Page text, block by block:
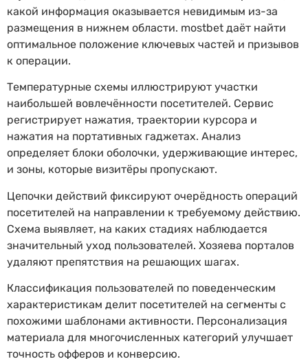
какой информация оказывается невидимым из-за
размещения в нижнем области. mostbet даёт найти
оптимальное положение ключевых частей и призывов
к операции.
Температурные схемы иллюстрируют участки
наибольшей вовлечённости посетителей. Сервис
регистрирует нажатия, траектории курсора и
нажатия на портативных гаджетах. Анализ
определяет блоки оболочки, удерживающие интерес,
и зоны, которые визитёры пропускают.
Цепочки действий фиксируют очерёдность операций
посетителей на направлении к требуемому действию.
Схема выявляет, на каких стадиях наблюдается
значительный уход пользователей. Хозяева порталов
удаляют препятствия на решающих шагах.
Классификация пользователей по поведенческим
характеристикам делит посетителей на сегменты с
похожими шаблонами активности. Персонализация
материала для многочисленных категорий улучшает
точность офферов и конверсию.